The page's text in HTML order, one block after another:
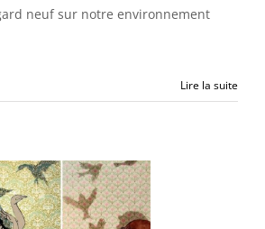
neuf sur notre environnement
Lire la suite